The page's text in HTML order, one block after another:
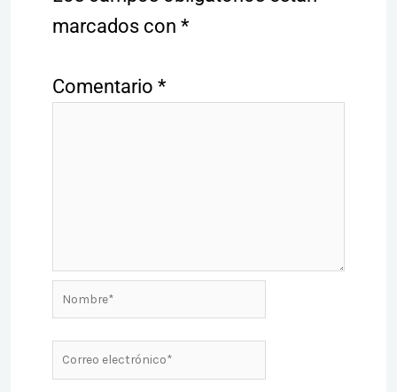
marcados con *
Comentario *
Nombre*
Correo
electrónico*